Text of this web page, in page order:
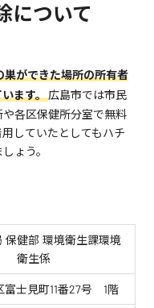
について
ができた場所の所有者
ます。広島市では市民
各区保健所分室で無料
していたとしてもハチ
ょう。
保健部 環境衛生課環境
衛生係
富士見町11番27号 1階